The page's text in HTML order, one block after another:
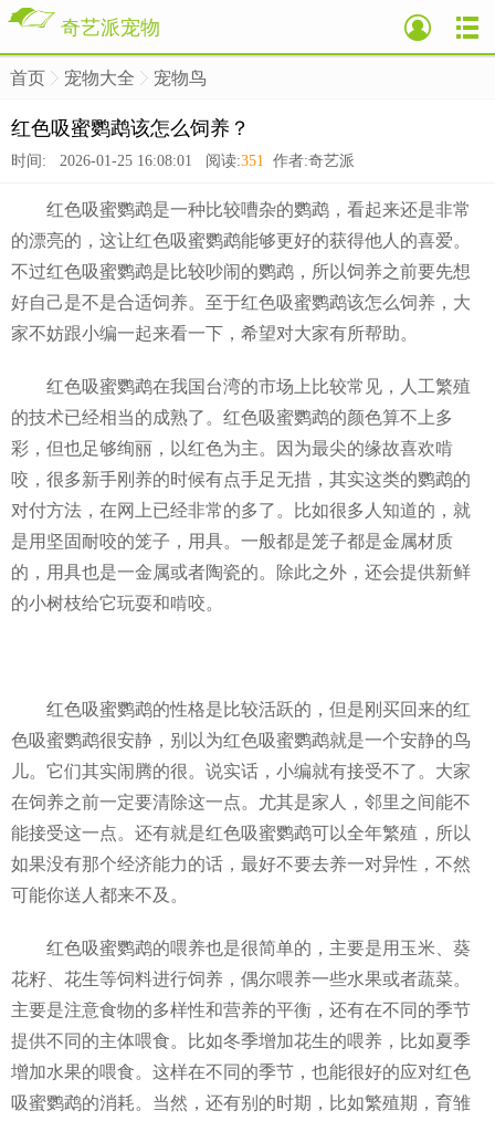
奇艺派宠物
首页 宠物大全 宠物鸟
红色吸蜜鹦鹉该怎么饲养？
时间: 2026-01-25 16:08:01 阅读:351 作者:奇艺派
红色吸蜜鹦鹉是一种比较嘈杂的鹦鹉，看起来还是非常
的漂亮的，这让红色吸蜜鹦鹉能够更好的获得他人的喜爱。
不过红色吸蜜鹦鹉是比较吵闹的鹦鹉，所以饲养之前要先想
好自己是不是合适饲养。至于红色吸蜜鹦鹉该怎么饲养，大
家不妨跟小编一起来看一下，希望对大家有所帮助。
红色吸蜜鹦鹉在我国台湾的市场上比较常见，人工繁殖
的技术已经相当的成熟了。红色吸蜜鹦鹉的颜色算不上多
彩，但也足够绚丽，以红色为主。因为最尖的缘故喜欢啃
咬，很多新手刚养的时候有点手足无措，其实这类的鹦鹉的
对付方法，在网上已经非常的多了。比如很多人知道的，就
是用坚固耐咬的笼子，用具。一般都是笼子都是金属材质
的，用具也是一金属或者陶瓷的。除此之外，还会提供新鲜
的小树枝给它玩耍和啃咬。
红色吸蜜鹦鹉的性格是比较活跃的，但是刚买回来的红
色吸蜜鹦鹉很安静，别以为红色吸蜜鹦鹉就是一个安静的鸟
儿。它们其实闹腾的很。说实话，小编就有接受不了。大家
在饲养之前一定要清除这一点。尤其是家人，邻里之间能不
能接受这一点。还有就是红色吸蜜鹦鹉可以全年繁殖，所以
如果没有那个经济能力的话，最好不要去养一对异性，不然
可能你送人都来不及。
红色吸蜜鹦鹉的喂养也是很简单的，主要是用玉米、葵
花籽、花生等饲料进行饲养，偶尔喂养一些水果或者蔬菜。
主要是注意食物的多样性和营养的平衡，还有在不同的季节
提供不同的主体喂食。比如冬季增加花生的喂养，比如夏季
增加水果的喂食。这样在不同的季节，也能很好的应对红色
吸蜜鹦鹉的消耗。当然，还有别的时期，比如繁殖期，育雏